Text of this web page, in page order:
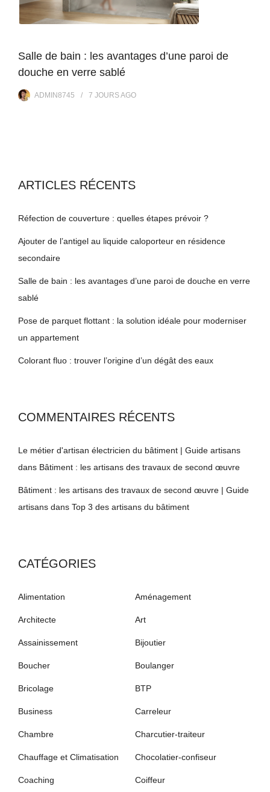
Salle de bain : les avantages d’une paroi de
douche en verre sablé
ADMIN8745 7 JOURSAGO
ARTICLES RÉCENTS
Réfection de couverture : quelles étapes prévoir ?
Ajouter de l’antigel au liquide caloporteur en résidence
secondaire
Salle de bain : les avantages d’une paroi de douche en verre
sablé
Pose de parquet flottant : la solution idéale pour moderniser
un appartement
Colorant fluo : trouver l’origine d’un dégât des eaux
COMMENTAIRES RÉCENTS
Le métier d'artisan électricien du bâtiment | Guide artisans
dans Bâtiment : les artisans des travaux de second œuvre
Bâtiment : les artisans des travaux de second œuvre | Guide
artisans dans Top 3 des artisans du bâtiment
CATÉGORIES
Alimentation Aménagement
Architecte Art
Assainissement Bijoutier
Boucher Boulanger
Bricolage BTP
Business Carreleur
Chambre Charcutier-traiteur
Chauffage et Climatisation Chocolatier-confiseur
Coaching Coiffeur